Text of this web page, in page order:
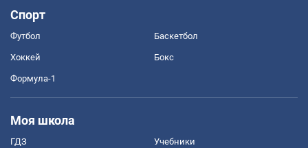
Спорт
Футбол Баскетбол
Хоккей Бокс
Формула-1
Моя школа
ГДЗ Учебники